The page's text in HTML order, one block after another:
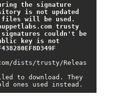
the signature
is not updated
files will be used.
trusty
couldn't be
key is not
dists/trusty/Releas
to download. They
ones used instead.